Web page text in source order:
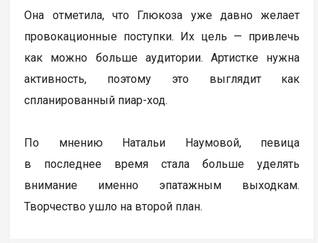
Она отметила, что Глюкоза уже давно желает
провокационные поступки. Их цель — привлечь
как можно больше аудитории. Артистке нужна
активность, поэтому это выглядит как
спланированный пиар-ход.
По мнению Натальи Наумовой, певица
в последнее время стала больше уделять
внимание именно эпатажным выходкам.
Творчество ушло на второй план.